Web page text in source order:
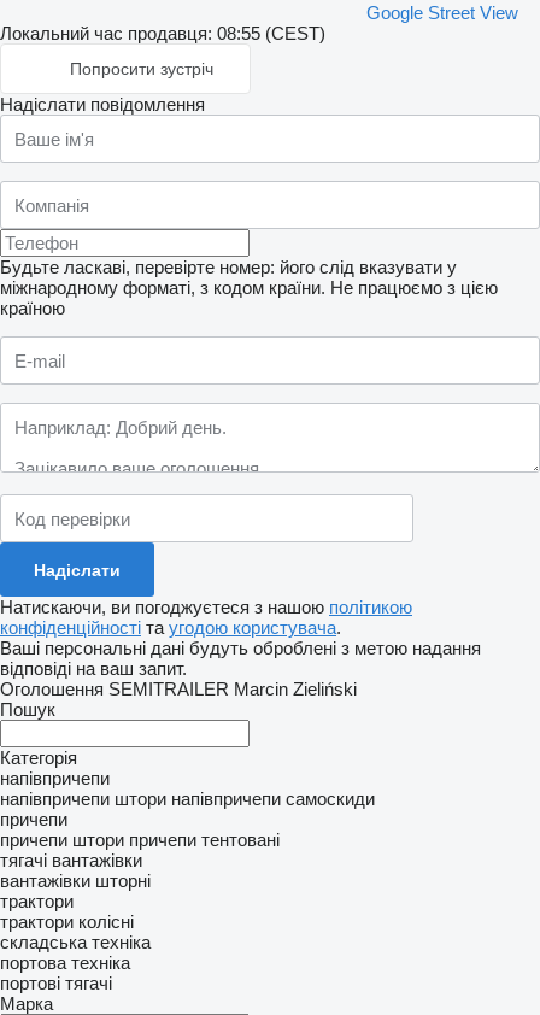
Google Street View
Локальний час продавця: 08:55 (CEST)
Попросити зустріч
Надіслати повідомлення
Будьте ласкаві, перевірте номер: його слід вказувати у
міжнародному форматі, з кодом країни. Не працюємо з цією
країною
Натискаючи, ви погоджуєтеся з нашою політикою
конфіденційності та угодою користувача.
Ваші персональні дані будуть оброблені з метою надання
відповіді на ваш запит.
Оголошення SEMITRAILER Marcin Zieliński
Пошук
Категорія
напівпричепи
напівпричепи штори напівпричепи самоскиди
причепи
причепи штори причепи тентовані
тягачі вантажівки
вантажівки шторні
трактори
трактори колісні
складська техніка
портова техніка
портові тягачі
Марка